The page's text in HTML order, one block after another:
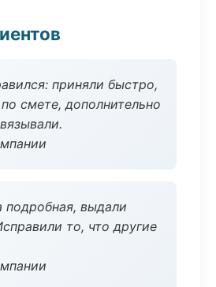
приняли быстро,
смете, дополнительно
подробная, выдали
то, что другие